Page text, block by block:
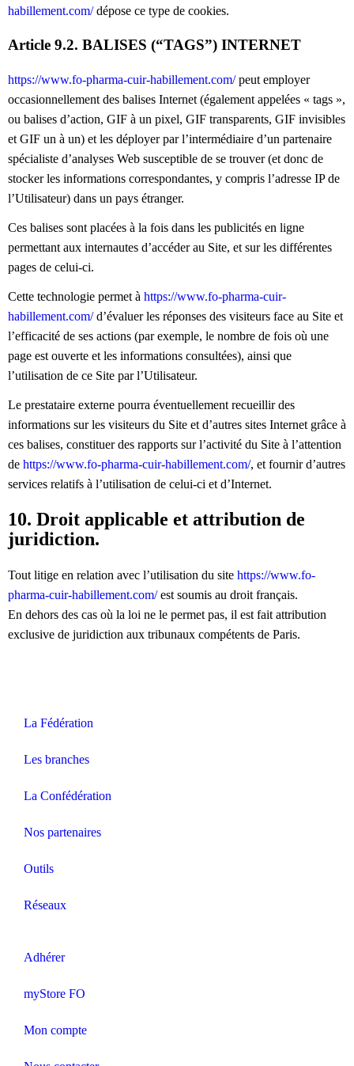
habillement.com/dépose ce type de cookies.
Article 9.2. BALISES (“TAGS”) INTERNET
https://www.fo-pharma-cuir-habillement.com/peut employer
occasionnellement des balises Internet (également appelées « tags »,
ou balises d’action, GIF à un pixel, GIF transparents, GIF invisibles
et GIF un à un) et les déployer par l’intermédiaire d’un partenaire
spécialiste d’analyses Web susceptible de se trouver (et donc de
stocker les informations correspondantes, y compris l’adresse IP de
l’Utilisateur) dans un pays étranger.
Ces balises sont placées à la fois dans les publicités en ligne
permettant aux internautes d’accéder au Site, et sur les différentes
pages de celui-ci.
Cette technologie permet à https://www.fo-pharma-cuir-
habillement.com/d’évaluer les réponses des visiteurs face au Site et
l’efficacité de ses actions (par exemple, le nombre de fois où une
page est ouverte et les informations consultées), ainsi que
l’utilisation de ce Site par l’Utilisateur.
Le prestataire externe pourra éventuellement recueillir des
informations sur les visiteurs du Site et d’autres sites Internet grâce à
ces balises, constituer des rapports sur l’activité du Site à l’attention
de https://www.fo-pharma-cuir-habillement.com/, et fournir d’autres
services relatifs à l’utilisation de celui-ci et d’Internet.
10. Droit applicable et attribution de
juridiction.
Tout litige en relation avec l’utilisation du site https://www.fo-
pharma-cuir-habillement.com/est soumis au droit français.
En dehors des cas où la loi ne le permet pas, il est fait attribution
exclusive de juridiction aux tribunaux compétents de Paris.
La Fédération
Les branches
La Confédération
Nos partenaires
Outils
Réseaux
Adhérer
myStore FO
Mon compte